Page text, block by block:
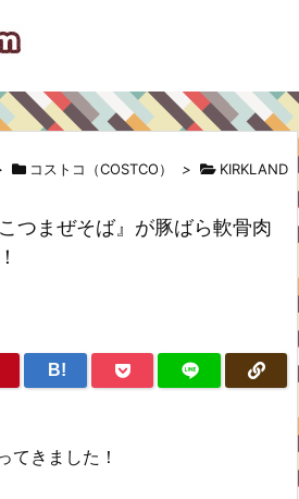
コストコ（COSTCO） > KIRKLAND
つまぜそば』が豚ばら軟骨肉
B!
てきました！